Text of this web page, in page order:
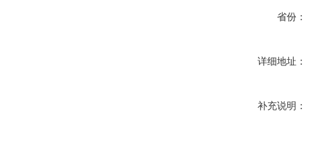
省份：
详细地址：
补充说明：